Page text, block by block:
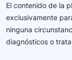
El contenido de la
exclusivamente
ninguna
diagnósticos o